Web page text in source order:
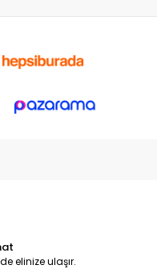
elinize ulaşır.